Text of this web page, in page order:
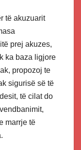
të akuzuarit
prej akuzes,
ka baza ligjore
propozoj te
sigurisë së të
të cilat do
marrje të